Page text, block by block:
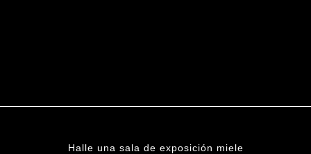
Halle una sala de exposición miele